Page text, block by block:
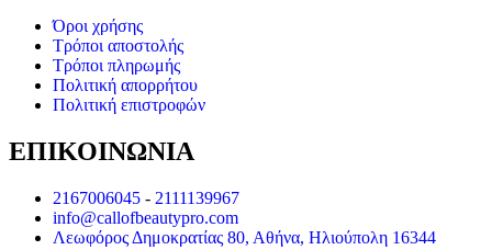
Όροι χρήσης
Τρόποι αποστολής
Τρόποι πληρωμής
Πολιτική απορρήτου
Πολιτική επιστροφών
ΕΠΙΚΟΙΝΩΝΙΑ
2167006045 - 2111139967
info@callofbeautypro.com
Λεωφόρος Δημοκρατίας 80, Αθήνα, Ηλιούπολη 16344